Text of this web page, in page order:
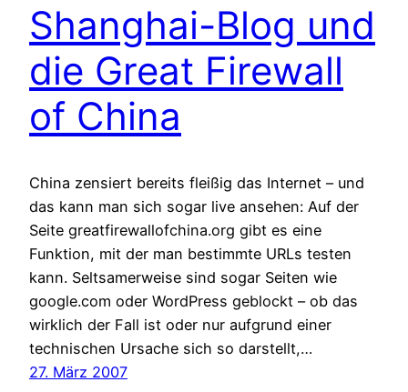
Shanghai-Blog und
die Great Firewall
of China
China zensiert bereits fleißig das Internet – und
das kann man sich sogar live ansehen: Auf der
Seite greatfirewallofchina.org gibt es eine
Funktion, mit der man bestimmte URLs testen
kann. Seltsamerweise sind sogar Seiten wie
google.com oder WordPress geblockt – ob das
wirklich der Fall ist oder nur aufgrund einer
technischen Ursache sich so darstellt,…
27. März 2007